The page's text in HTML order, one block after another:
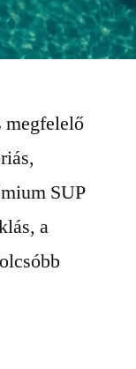
megfelelő
SUP
a